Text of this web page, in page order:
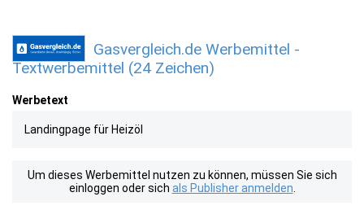
Gasvergleich.de Werbemittel -
Textwerbemittel (24 Zeichen)
Werbetext
Landingpage für Heizöl
Um dieses Werbemittel nutzen zu können, müssen Sie sich
einloggen oder sich als Publisher anmelden